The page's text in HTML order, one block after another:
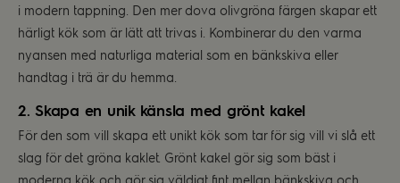
i modern tappning. Den mer dova olivgröna färgen skapar ett
härligt kök som är lätt att trivas i. Kombinerar du den varma
nyansen med naturliga material som en bänkskiva eller
handtag i trä är du hemma.
2. Skapa en unik känsla med grönt kakel
För den som vill skapa ett unikt kök som tar för sig vill vi slå ett
slag för det gröna kaklet. Grönt kakel gör sig som bäst i
moderna kök och gör sig väldigt fint mellan bänkskiva och